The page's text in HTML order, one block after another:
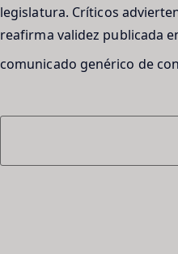
legislatura. Críticos
reafirma validez publicada
comunicado genérico de